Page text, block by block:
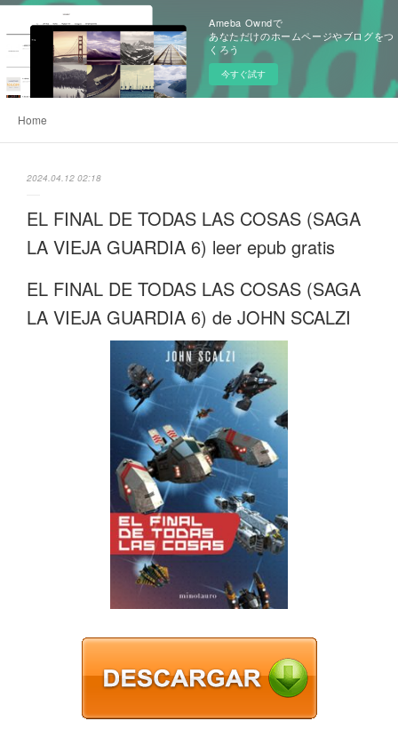
Ameba Owndで
あなただけのホームページやブログをつ
くろう
今すぐ試す
Home
2024.04.12 02:18
EL FINAL DE TODAS LAS COSAS (SAGA
LA VIEJA GUARDIA 6) leer epub gratis
EL FINAL DE TODAS LAS COSAS (SAGA
LA VIEJA GUARDIA 6) de JOHN SCALZI